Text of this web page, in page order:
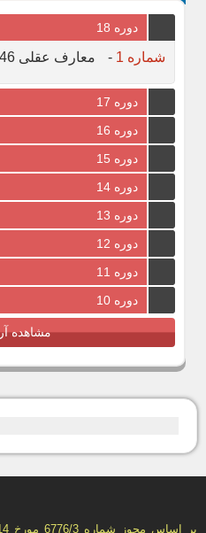
دوره 18
شماره 1 - معارف عقلی 46 ، بهار و تابستان 1402
دوره 17
دوره 16
دوره 15
دوره 14
دوره 13
دوره 12
دوره 11
دوره 10
مشاهده